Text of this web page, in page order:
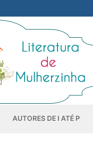
AUTORES DE I ATÉ P